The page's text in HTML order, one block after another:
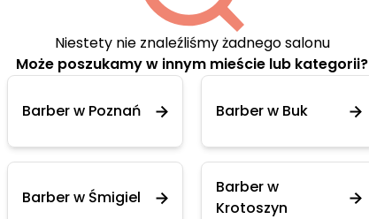
Niestety nie znaleźliśmy żadnego salonu
Może poszukamy w innym mieście lub kategorii?
Barber w Poznań Barber w Buk
Barber w Śmigiel
Barber w
Krotoszyn